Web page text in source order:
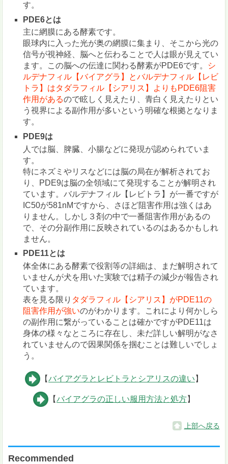
す。
PDE6とは
主に網膜にある酵素です。
眼球内に入った光が奥の網膜に集まり、そこから光の
信号が視神経、脳へと伝わることで人は眼が見えてい
ます。この脳への伝達に関わる酵素がPDE6です。
シ
ルデナフィル【バイアグラ】とバルデナフィル【レビ
トラ】はタダラフィル【シアリス】よりもPDE6阻害
作用があるので眩しく見えたり、青白く見えたりとい
う視界による副作用が多いという明確な根拠となりま
す。
PDE9は
人では脳、脾臓、小腸などに発現が認められていま
す。
特にネズミやリスなどには脳の局在が解析されてお
り、PDE9は脳の全領域にて発現することが解明され
ています。バルデナフィル【レビトラ】が一番ですが
IC50が581nMですから、さほど阻害作用は強くはあ
りません。しかし３剤の中で一番阻害作用があるの
で、その分副作用に反映されているのはあるかもしれ
ません。
PDE11とは
体全体にある酵素で役割等の詳細は、まだ解明されて
いませんが犬を用いた実験では精子の減少が報告され
ています。
表を見る限り タダラフィル【シアリス】がPDE11の
阻害作用が強いのがわかります。これにより何かしら
の副作用に繋がっていることは確かですがPDE11は
身体の様々なところに存在し、未だ詳しい解明がなさ
れていませんので因果関係を掴むことは難しいでしょ
う。
【バイアグラとレビトラとシアリスの違い 】
【バイアグラの正しい服用方法と処方】
上部へ戻る
Recommended